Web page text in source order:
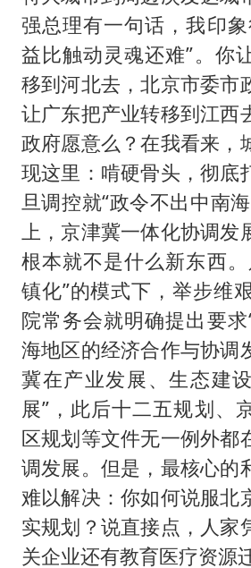
强总理有一句话，我印
益比触动灵魂还难”。你
移到河北去，北京市委市
让广东把产业转移到江西
政府愿意么？在我看来，
现这里：啃硬骨头，彻底
旦调控就“政令不出中南
上，京津冀一体化协调发
根本就不是什么新东西
镇化”的模式下，举步维
院常务会就明确提出要
海地区的经济合作与协调
冀在产业发展、生态建
展”，此后十二五规划、
区规划等文件无一例外都
调发展。但是，最核心的
难以解决：你如何说服北
实规划？说直接点，人家
关企业还有教育医疗资源